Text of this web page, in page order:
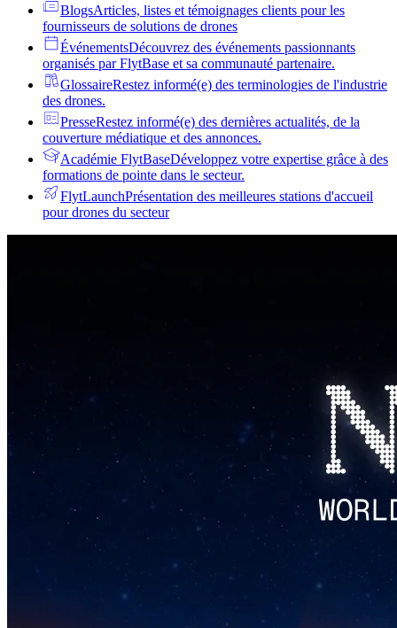
BlogsArticles, listes et témoignages clients pour les
fournisseurs de solutions de drones
ÉvénementsDécouvrez des événements passionnants
organisés par FlytBase et sa communauté partenaire.
GlossaireRestez informé(e) des terminologies de l'industrie
des drones.
PresseRestez informé(e) des dernières actualités, de la
couverture médiatique et des annonces.
Académie FlytBaseDéveloppez votre expertise grâce à des
formations de pointe dans le secteur.
FlytLaunchPrésentation des meilleures stations d'accueil
pour drones du secteur